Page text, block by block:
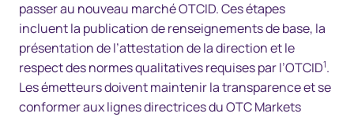
passer au nouveau marché OTCID. Ces étapes
incluent la publication de renseignements de base, la
présentation de l’attestation de la direction et le
respect des normes qualitatives requises par l’OTCID1.
Les émetteurs doivent maintenir la transparence et se
conformer aux lignes directrices du OTC Markets